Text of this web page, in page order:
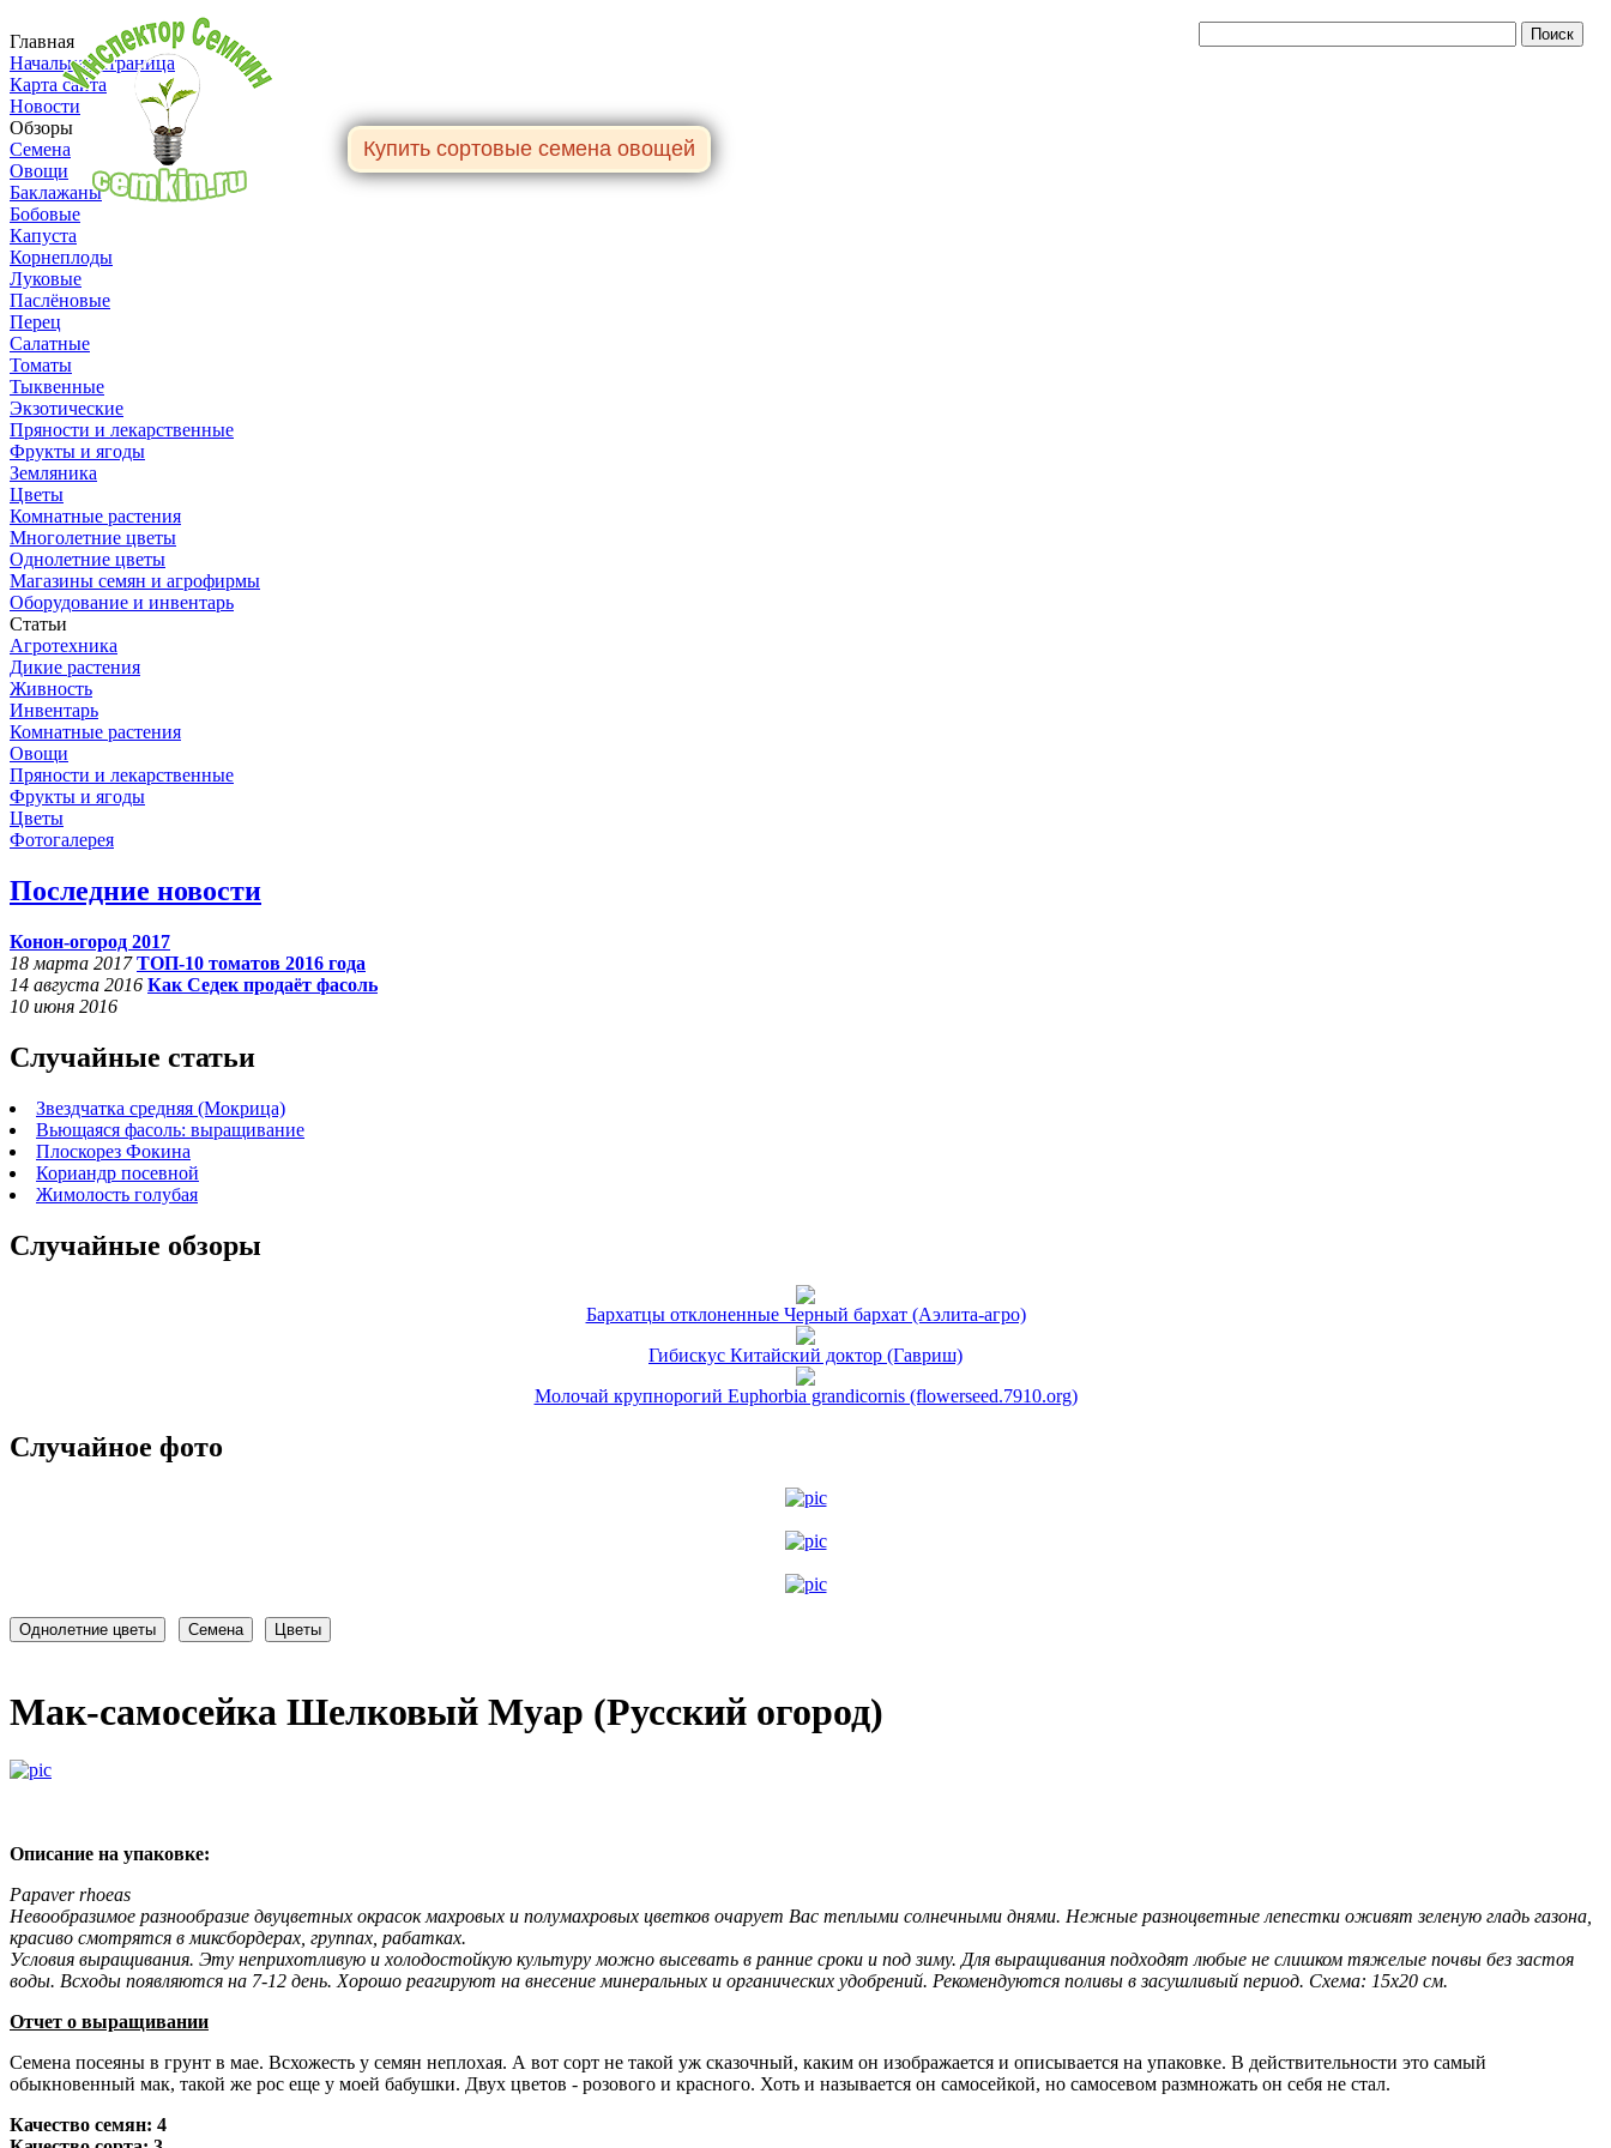
Главная
Начальная страница
Карта сайта
Новости
Обзоры
Семена
Овощи
Баклажаны
Бобовые
Капуста
Корнеплоды
Луковые
Паслёновые
Перец
Салатные
Томаты
Тыквенные
Экзотические
Пряности и лекарственные
Фрукты и ягоды
Земляника
Цветы
Комнатные растения
Многолетние цветы
Однолетние цветы
Магазины семян и агрофирмы
Оборудование и инвентарь
Статьи
Агротехника
Дикие растения
Живность
Инвентарь
Комнатные растения
Овощи
Пряности и лекарственные
Фрукты и ягоды
Цветы
Фотогалерея
Последние новости
Конон-огород 2017
18 марта 2017 ТОП-10 томатов 2016 года
14 августа 2016 Как Седек продаёт фасоль
10 июня 2016
Случайные статьи
Звездчатка средняя (Мокрица)
Вьющаяся фасоль: выращивание
Плоскорез Фокина
Кориандр посевной
Жимолость голубая
Случайные обзоры
Бархатцы отклоненные Черный бархат (Аэлита-агро)
Гибискус Китайский доктор (Гавриш)
Молочай крупнорогий Euphorbia grandicornis (flowerseed.7910.org)
Случайное фото
Мак-самосейка Шелковый Муар (Русский огород)
Описание на упаковке:
Papaver rhoeas
Невообразимое разнообразие двуцветных окрасок махровых и полумахровых цветков очарует Вас теплыми солнечными днями. Нежные разноцветные лепестки оживят зеленую гладь газона,
красиво смотрятся в миксбордерах, группах, рабатках.
Условия выращивания. Эту неприхотливую и холодостойкую культуру можно высевать в ранние сроки и под зиму. Для выращивания подходят любые не слишком тяжелые почвы без застоя
воды. Всходы появляются на 7-12 день. Хорошо реагируют на внесение минеральных и органических удобрений. Рекомендуются поливы в засушливый период. Схема: 15x20 см.
Отчет о выращивании
Семена посеяны в грунт в мае. Всхожесть у семян неплохая. А вот сорт не такой уж сказочный, каким он изображается и описывается на упаковке. В действительности это самый
обыкновенный мак, такой же рос еще у моей бабушки. Двух цветов - розового и красного. Хоть и называется он самосейкой, но самосевом размножать он себя не стал.
Качество семян: 4